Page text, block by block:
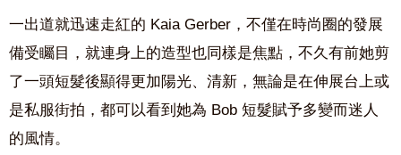
一出道就迅速走紅的 Kaia Gerber，不僅在時尚圈的發展
備受矚目，就連身上的造型也同樣是焦點，不久有前她剪
了一頭短髮後顯得更加陽光、清新，無論是在伸展台上或
是私服街拍，都可以看到她為 Bob 短髮賦予多變而迷人
的風情。